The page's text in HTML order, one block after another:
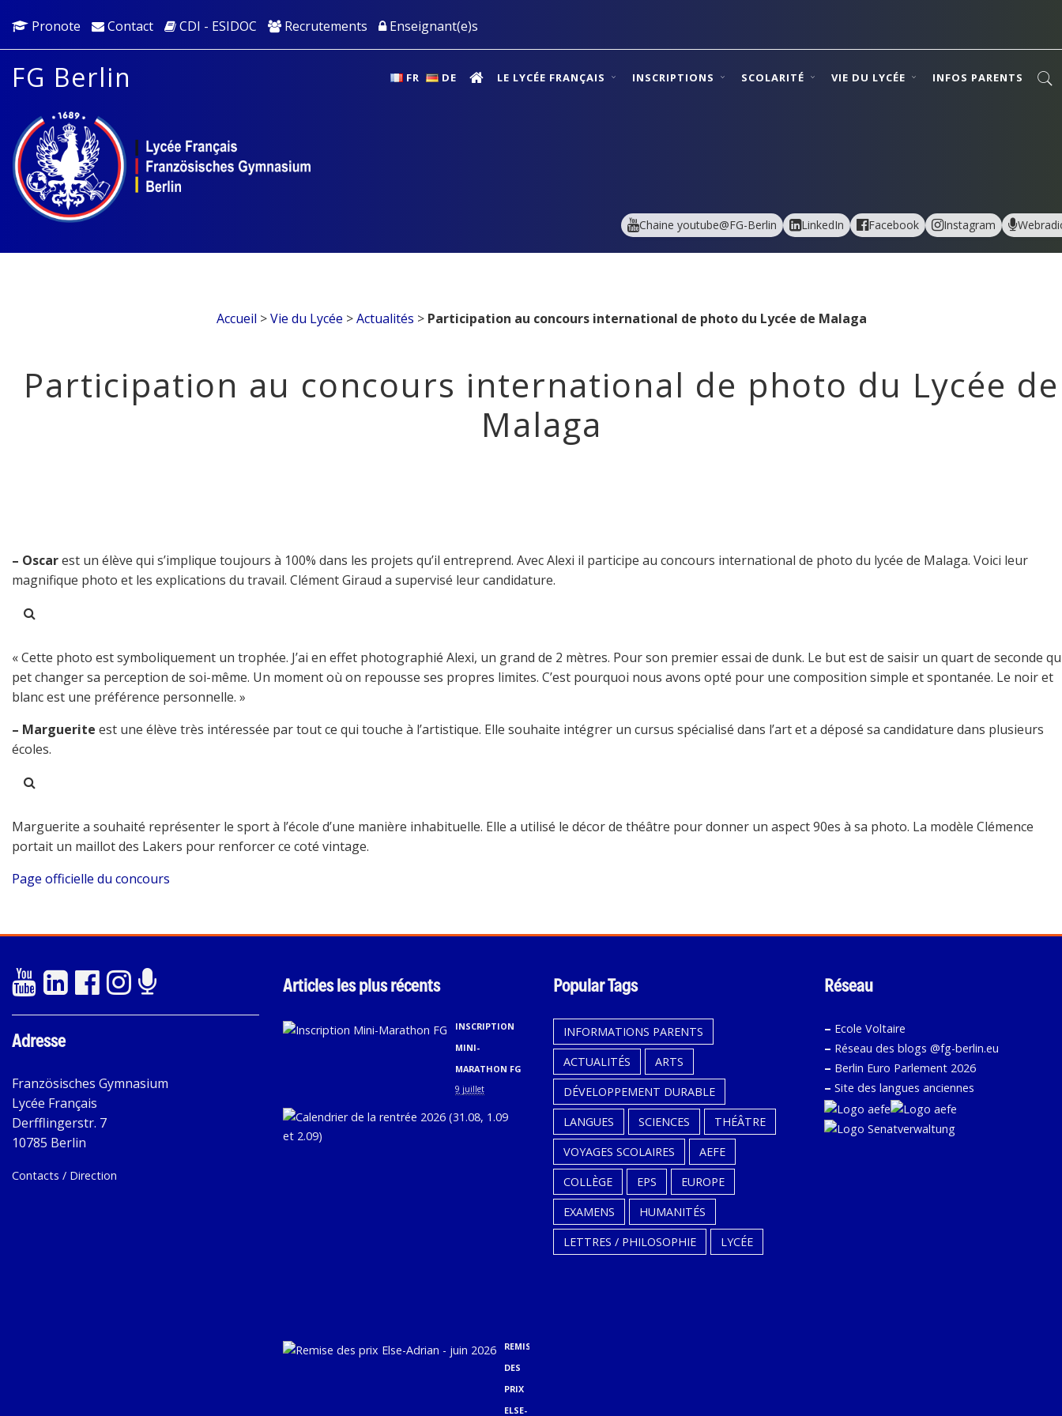
Pronote Contact CDI - ESIDOC Recrutements Enseignant(e)s
FG Berlin FR DE LE LYCÉE FRANÇAIS INSCRIPTIONS SCOLARITÉ VIE DU LYCÉE INFOS PARENTS
Chaine youtube@FG-Berlin LinkedIn Facebook Instagram
Accueil >Vie du Lycée >Actualités > Participation au concours international de photo du Lycée de Malaga
Participation au concours international de photo du Lycée de
Malaga
– Oscarest un élève qui s’implique toujours à 100% dans les projets qu’il entreprend. Avec Alexi il participe au concours international de photo du lycée de Malaga. Voici leur
magnifique photo et les explications du travail. Clément Giraud a supervisé leur candidature.
« Cette photo est symboliquement un trophée. J’ai en effet photographié Alexi, un grand de 2 mètres. Pour son premier essai de dunk. Le but est de saisir un quart de seconde
pet changer sa perception de soi-même. Un moment où on repousse ses propres limites. C’est pourquoi nous avons opté pour une composition simple et spontanée. Le noir et
blanc est une préférence personnelle. »
– Marguerite est une élève très intéressée par tout ce qui touche à l’artistique. Elle souhaite intégrer un cursus spécialisé dans l’art et a déposé sa candidature dans plusieurs
écoles.
Marguerite a souhaité représenter le sport à l’école d’une manière inhabituelle. Elle a utilisé le décor de théâtre pour donner un aspect 90es à sa photo. La modèle Clémence
portait un maillot des Lakers pour renforcer ce coté vintage.
Page officielle du concours
Adresse
Französisches Gymnasium
Lycée Français
Derfflingerstr. 7
10785 Berlin
Contacts / Direction
Articles les plus récents
INSCRIPTION
MINI-
MARATHON FG
9 juillet
CALENDRIER
RENTRÉE
(31.08,
REMISE
DES
PRIX
ELSE-
Popular Tags
INFORMATIONS PARENTS
ACTUALITÉS
ARTS
DÉVELOPPEMENT DURABLE
LANGUES
SCIENCES
THÉÂTRE
VOYAGES SCOLAIRES
AEFE
COLLÈGE
EPS
EUROPE
EXAMENS
HUMANITÉS
LETTRES / PHILOSOPHIE
LYCÉE
Réseau
– Ecole Voltaire
– Réseau des blogs @fg-berlin.eu
– Berlin Euro Parlement 2026
– Site des langues anciennes